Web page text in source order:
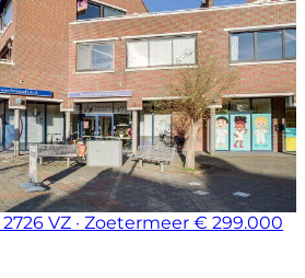
2726 VZ · Zoetermeer € 299.000